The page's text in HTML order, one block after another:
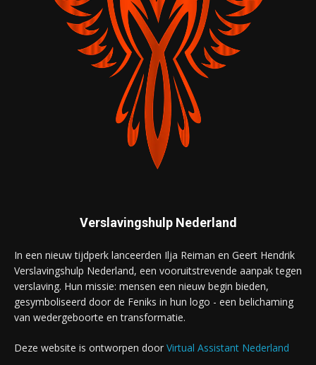
Verslavingshulp Nederland
In een nieuw tijdperk lanceerden Ilja Reiman en Geert Hendrik
Verslavingshulp Nederland, een vooruitstrevende aanpak tegen
verslaving. Hun missie: mensen een nieuw begin bieden,
gesymboliseerd door de Feniks in hun logo - een belichaming
van wedergeboorte en transformatie.
Deze website is ontworpen door Virtual Assistant Nederland